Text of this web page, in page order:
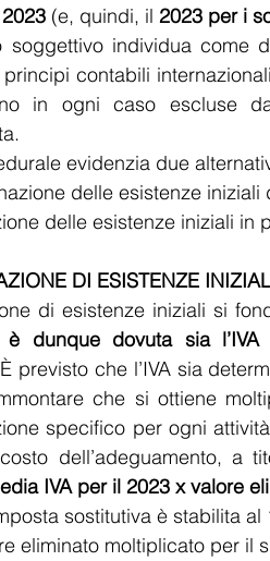
(e, quindi, il 2023 per i
soggettivo individua come
contabili
in ogni caso escluse
evidenzia due
delle esistenze
delle esistenze iniziali in
DI ESISTENZE
di esistenze iniziali si
è dunque dovuta sia l’IVA
previsto che l’IVA sia
che si ottiene
specifico per ogni
IVA per il 2023 x valore
sostitutiva è stabilita
eliminato moltiplicato per il